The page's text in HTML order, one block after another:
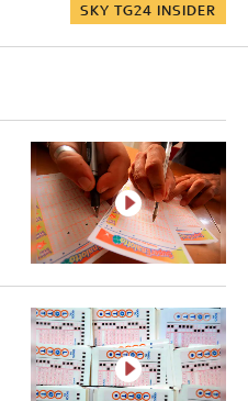
SKY TG24 INSIDER